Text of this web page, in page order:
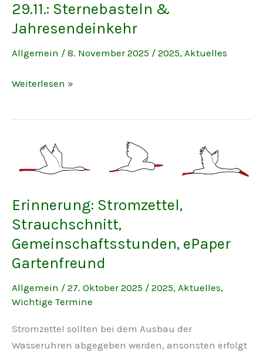
29.11.: Sternebasteln &
Jahresendeinkehr
Allgemein / 8. November 2025 / 2025, Aktuelles
29.11.:
Weiterlesen »
Erinnerung: Stromzettel,
Strauchschnitt,
Gemeinschaftsstunden, ePaper
Gartenfreund
Allgemein / 27. Oktober 2025 / 2025, Aktuelles,
Wichtige Termine
Stromzettel sollten bei dem Ausbau der
Wasseruhren abgegeben werden, ansonsten erfolgt